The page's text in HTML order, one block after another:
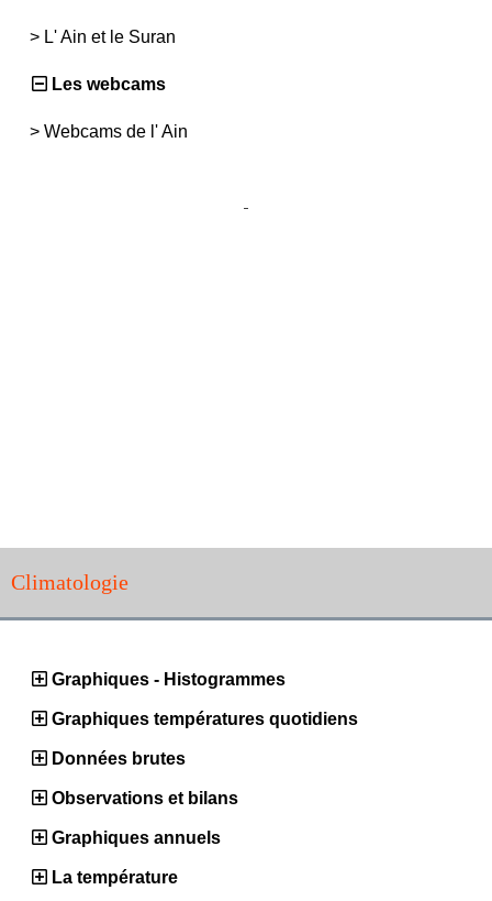
> L' Ain et le Suran
Les webcams
> Webcams de l' Ain
Climatologie
Graphiques - Histogrammes
Graphiques températures quotidiens
Données brutes
Observations et bilans
Graphiques annuels
La température